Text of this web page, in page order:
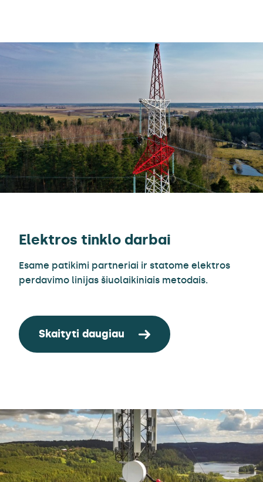
Elektros tinklo darbai
Esame patikimi partneriai ir statome elektros
perdavimo linijas šiuolaikiniais metodais.
Skaityti daugiau